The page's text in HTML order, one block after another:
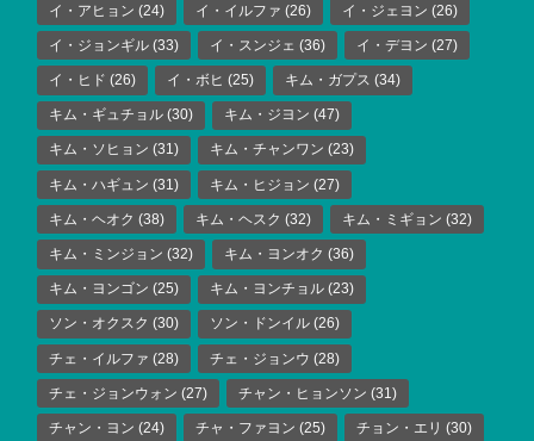
イ・アヒョン (24) イ・イルファ (26) イ・ジェヨン (26)
イ・ジョンギル (33) イ・スンジェ (36) イ・デヨン (27)
イ・ヒド (26) イ・ボヒ (25) キム・ガプス (34)
キム・ギュチョル (30) キム・ジヨン (47)
キム・ソヒョン (31) キム・チャンワン (23)
キム・ハギュン (31) キム・ヒジョン (27)
キム・ヘオク (38) キム・ヘスク (32) キム・ミギョン (32)
キム・ミンジョン (32) キム・ヨンオク (36)
キム・ヨンゴン (25) キム・ヨンチョル (23)
ソン・オクスク (30) ソン・ドンイル (26)
チェ・イルファ (28) チェ・ジョンウ (28)
チェ・ジョンウォン (27) チャン・ヒョンソン (31)
チャン・ヨン (24) チャ・ファヨン (25) チョン・エリ (30)